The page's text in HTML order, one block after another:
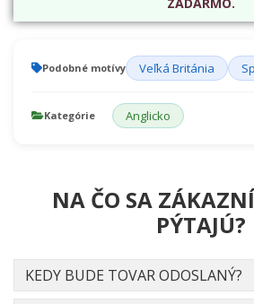
Podobné motívy Veľká Británia
Kategórie Anglicko
NA ČO SA
PÝTAJÚ?
KEDY BUDE TOVAR ODOSLANÝ?